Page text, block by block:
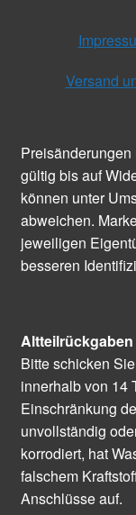
Versand
gültig bis auf
können unter
abweichen.
jeweiligen
besseren
Altteilrückgaben
Bitte schicken
innerhalb von 14
Einschränkung
unvollständig
korrodiert, hat
falschem
Anschlüsse auf.